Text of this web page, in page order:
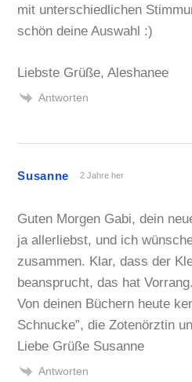
mit unterschiedlichen
schön deine Auswahl :)
Liebste Grüße, Aleshanee
Antworten
Susanne 2 Jahre her
Guten Morgen Gabi, dein
ja allerliebst, und ich
zusammen. Klar, dass der
beansprucht, das hat Vorrang.
Von deinen Büchern heute
Schnucke”, die Zotenörztin
Liebe Grüße Susanne
Antworten